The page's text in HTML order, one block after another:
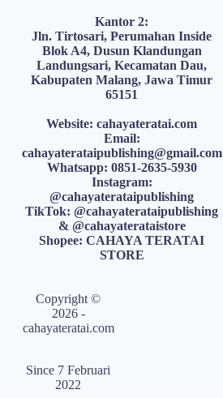
Kantor 2:
Jln. Tirtosari, Perumahan Inside
Blok A4, Dusun Klandungan
Landungsari, Kecamatan Dau,
Kabupaten Malang, Jawa Timur
65151
Website: cahayateratai.com
Email:
cahayaterataipublishing@gmail.com
Whatsapp: 0851-2635-5930
Instagram:
@cahayaterataipublishing
TikTok: @cahayaterataipublishing
& @cahayaterataistore
Shopee: CAHAYA TERATAI
STORE
Copyright ©
2026 -
cahayateratai.com
Since 7 Februari
2022